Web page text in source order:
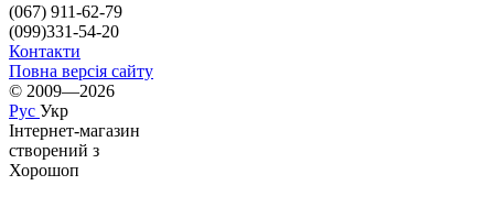
(067) 911-62-79
(099)331-54-20
Контакти
Повна версія сайту
© 2009—2026
Рус Укр
Інтернет-магазин
створений з
Хорошоп